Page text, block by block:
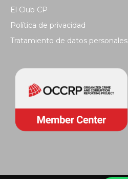
El Club CP
Política de privacidad
Tratamiento de datos personales